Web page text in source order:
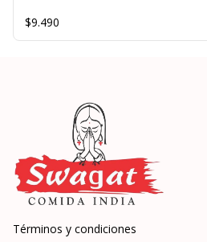
$9.490
Términos y condiciones